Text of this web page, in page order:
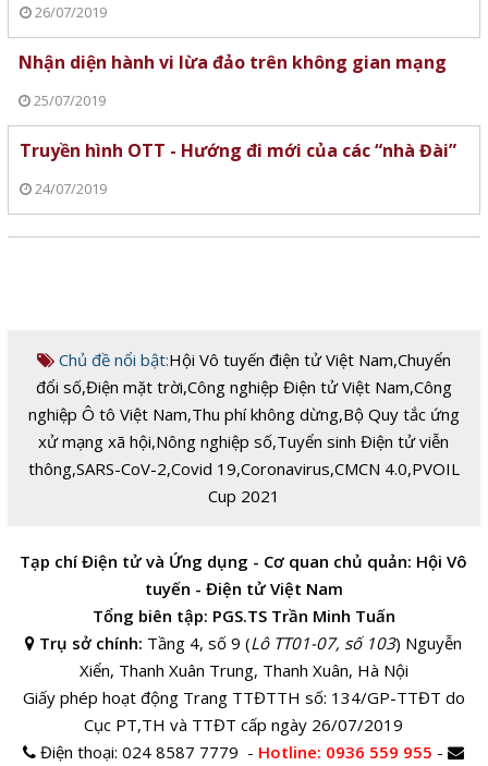
26/07/2019
Nhận diện hành vi lừa đảo trên không gian mạng
25/07/2019
Truyền hình OTT - Hướng đi mới của các “nhà Đài”
24/07/2019
Chủ đề nổi bật:Hội Vô tuyến điện tử Việt Nam,Chuyển
đổi số,Điện mặt trời,Công nghiệp Điện tử Việt Nam,Công
nghiệp Ô tô Việt Nam,Thu phí không dừng,Bộ Quy tắc ứng
xử mạng xã hội,Nông nghiệp số,Tuyển sinh Điện tử viễn
thông,SARS-CoV-2,Covid 19,Coronavirus,CMCN 4.0,PVOIL
Cup 2021
Tạp chí Điện tử và Ứng dụng - Cơ quan chủ quản: Hội Vô
tuyến - Điện tử Việt Nam
Tổng biên tập: PGS.TS Trần Minh Tuấn
Trụ sở chính: Tầng 4, số 9 (Lô TT01-07, số 103) Nguyễn
Xiển, Thanh Xuân Trung, Thanh Xuân, Hà Nội
Giấy phép hoạt động Trang TTĐTTH số: 134/GP-TTĐT do
Cục PT,TH và TTĐT cấp ngày 26/07/2019
Điện thoại:024 8587 7779 - Hotline: 0936 559 955 -